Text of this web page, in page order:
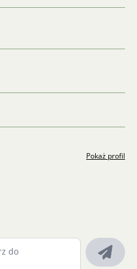
Pokaż profil